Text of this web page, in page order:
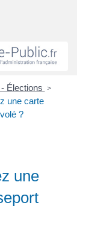
Élections >
une carte
?
une